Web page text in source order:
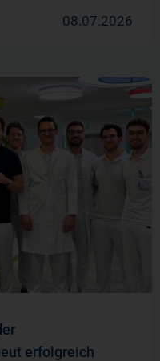
08.07.2026
erfolgreich